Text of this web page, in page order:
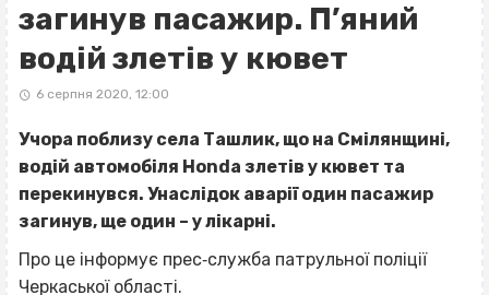
загинув пасажир. П’яний
водій злетів у кювет
6 серпня 2020, 12:00
Учора поблизу села Ташлик, що на Смілянщині,
водій автомобіля Honda злетів у кювет та
перекинувся. Унаслідок аварії один пасажир
загинув, ще один – у лікарні.
Про це інформує прес‐служба патрульної поліції
Черкаської області.